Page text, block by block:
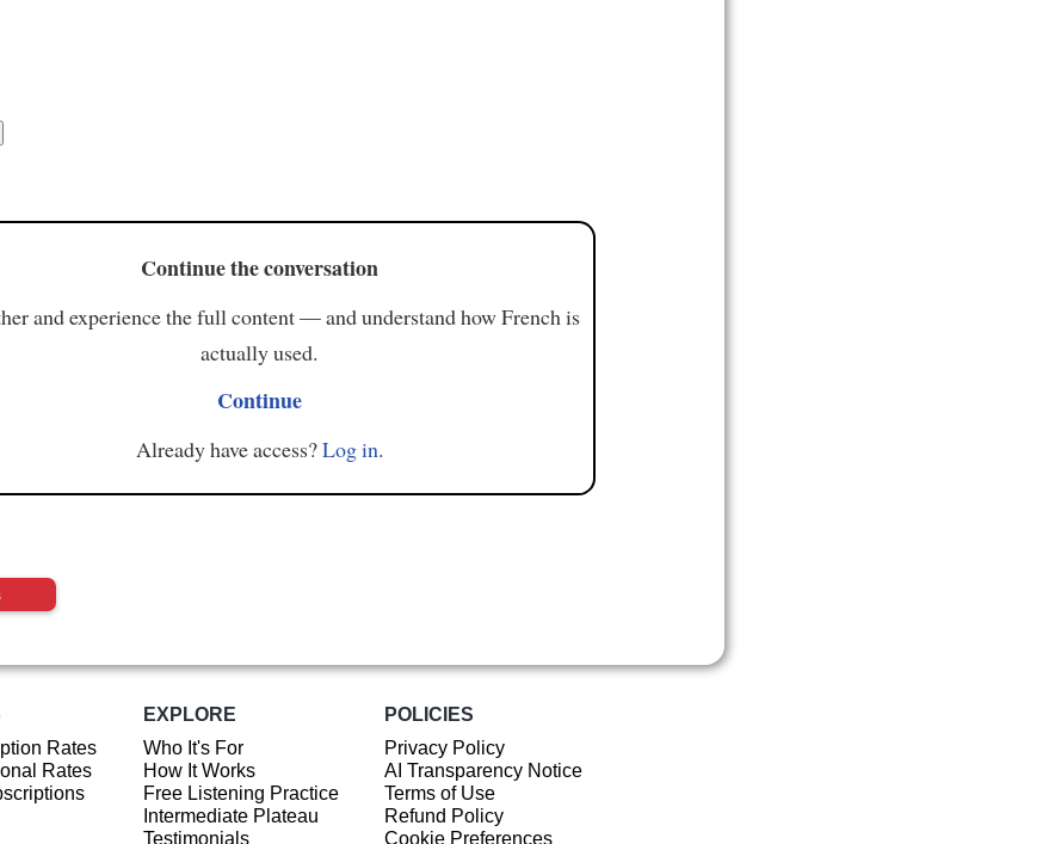
Continue the conversation
and experience the full content — and understand how French is
actually used.
Continue
Already have access?Log in.
Rates
Rates
EXPLORE
Who It's For
How It Works
Free Listening Practice
Intermediate Plateau
Testimonials
POLICIES
Privacy Policy
AI Transparency Notice
Terms of Use
Refund Policy
Cookie Preferences